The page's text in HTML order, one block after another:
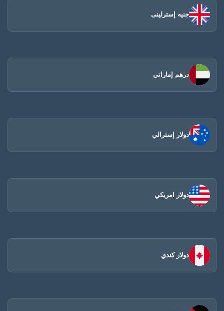
جنيه إسترلينى
درهم إماراتي
دولار إسترالي
دولار امريكي
دولار كندي